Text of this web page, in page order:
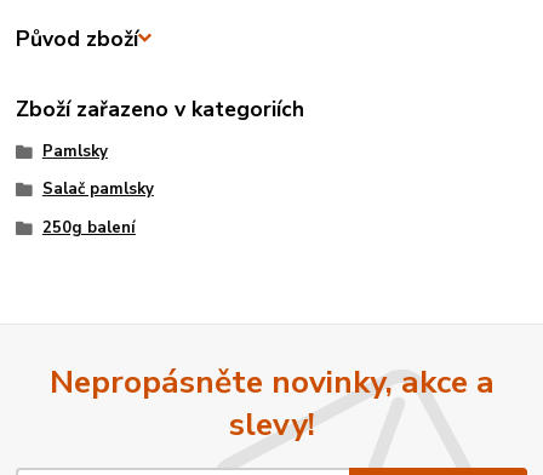
Původ zboží
Zboží zařazeno v kategoriích
Pamlsky
Salač pamlsky
250g balení
Nepropásněte novinky, akce a
slevy!